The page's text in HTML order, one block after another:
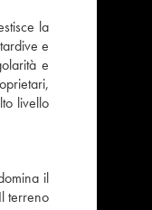
la
e
e
livello
il
terreno